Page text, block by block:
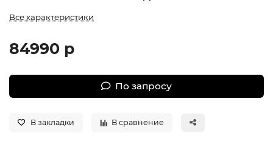
Все характеристики
84990 р
По запросу
В закладки В сравнение